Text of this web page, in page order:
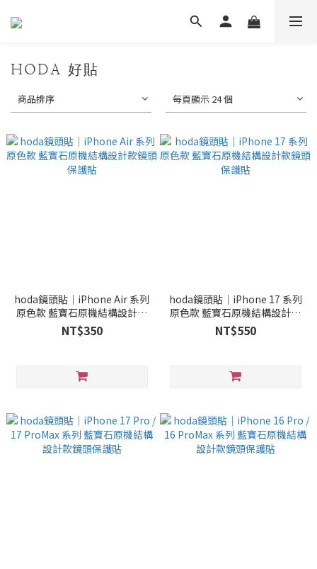
HODA 好貼
商品排序 每頁顯示 24 個
hoda鏡頭貼｜iPhone Air 系列
原色款 藍寶石原機結構設計款
鏡頭保護貼
NT$350
hoda鏡頭貼｜iPhone 17 系列
原色款 藍寶石原機結構設計款
鏡頭保護貼
NT$550